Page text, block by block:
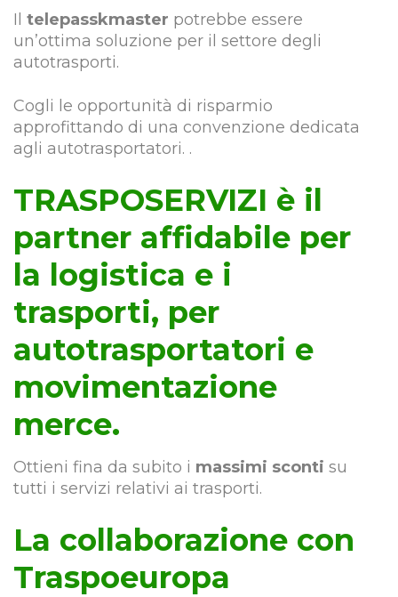
Il telepasskmaster potrebbe essere
un’ottima soluzione per il settore degli
autotrasporti.
Cogli le opportunità di risparmio
approfittando di una convenzione dedicata
agli autotrasportatori. .
TRASPOSERVIZI è il
partner affidabile per
la logistica e i
trasporti, per
autotrasportatori e
movimentazione
merce.
Ottieni fina da subito i massimi sconti su
tutti i servizi relativi ai trasporti.
La collaborazione con
Traspoeuropa